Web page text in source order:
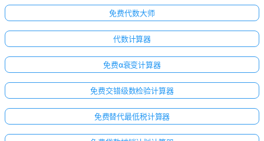
录！
免费代数大师
代数计算器
免费α衰变计算器
免费交错级数检验计算器
免费替代最低税计算器